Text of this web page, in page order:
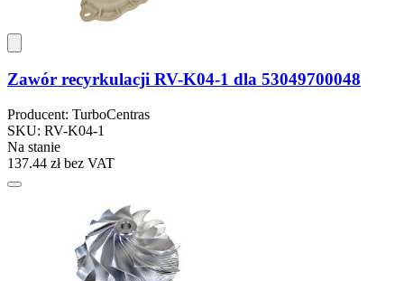
Zawór recyrkulacji RV-K04-1 dla 53049700048
Producent: TurboCentras
SKU: RV-K04-1
Na stanie
137.44 złbez VAT